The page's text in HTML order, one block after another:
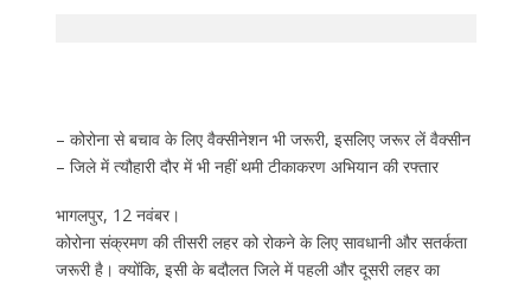
– कोरोना से बचाव के लिए वैक्सीनेशन भी जरूरी, इसलिए जरूर लें वैक्सीन
– जिले में त्यौहारी दौर में भी नहीं थमी टीकाकरण अभियान की रफ्तार
भागलपुर, 12 नवंबर।
कोरोना संक्रमण की तीसरी लहर को रोकने के लिए सावधानी और सतर्कता
जरूरी है। क्योंकि, इसी के बदौलत जिले में पहली और दूसरी लहर का